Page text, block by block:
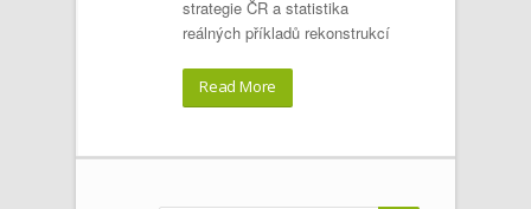
strategie ČR a statistika
reálných příkladů rekonstrukcí
Read More